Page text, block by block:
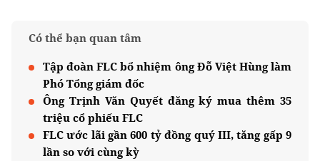
Có thể bạn quan tâm
Tập đoàn FLC bổ nhiệm ông Đỗ Việt Hùng làm
Phó Tổng giám đốc
Ông Trịnh Văn Quyết đăng ký mua thêm 35
triệu cổ phiếu FLC
FLC ước lãi gần 600 tỷ đồng quý III, tăng gấp 9
lần so với cùng kỳ